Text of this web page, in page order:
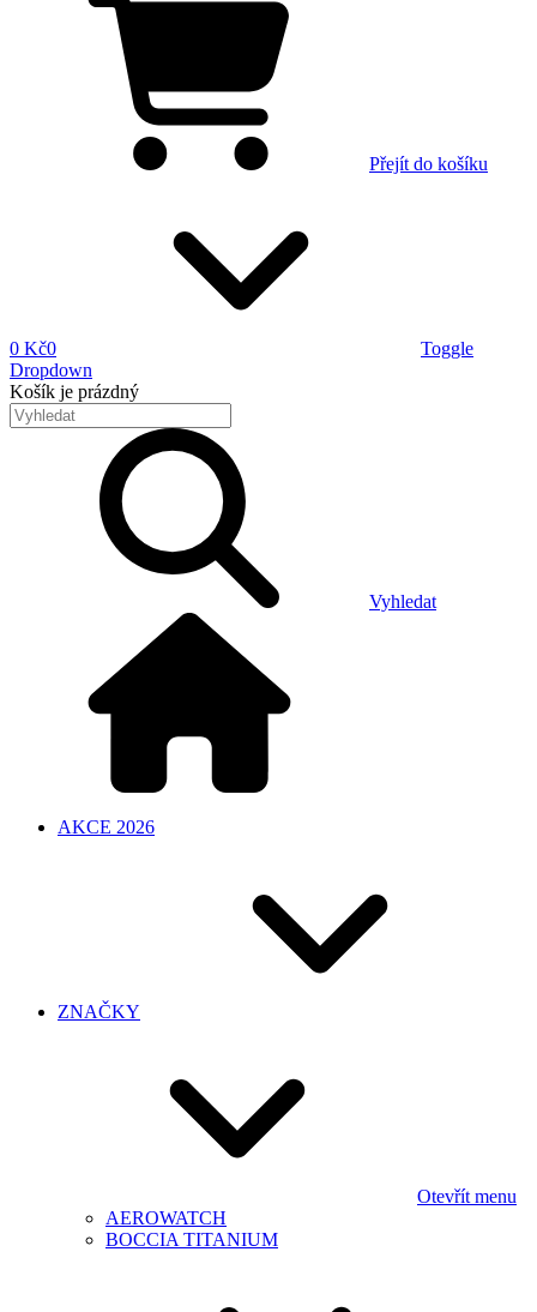
Přejít do košíku
0 Kč0
Toggle
Dropdown
Košík je prázdný
Vyhledat
AKCE 2026
ZNAČKY
Otevřít menu
AEROWATCH
BOCCIA TITANIUM